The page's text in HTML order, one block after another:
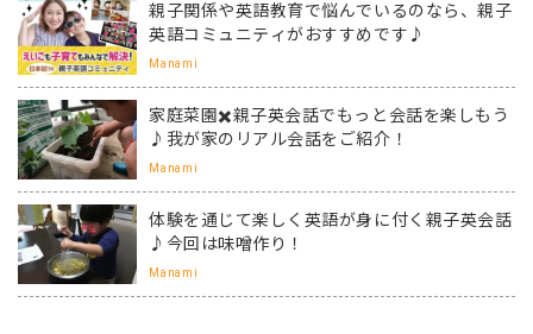
親子関係や英語教育で悩んでいるのなら、親子
英語コミュニティがおすすめです♪
Manami
家庭菜園✖️親子英会話でもっと会話を楽しもう
♪我が家のリアル会話をご紹介！
Manami
体験を通じて楽しく英語が身に付く親子英会話
♪今回は味噌作り！
Manami